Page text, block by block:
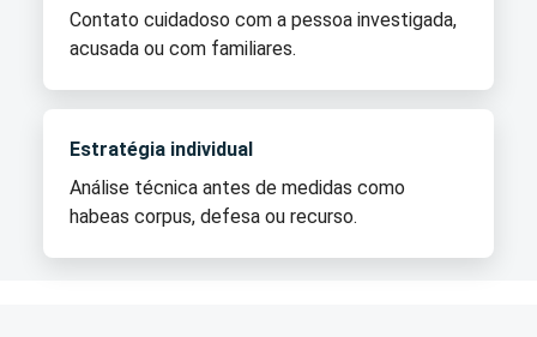
Contato cuidadoso com a pessoa investigada,
acusada ou com familiares.
Estratégia individual
Análise técnica antes de medidas como
habeas corpus, defesa ou recurso.